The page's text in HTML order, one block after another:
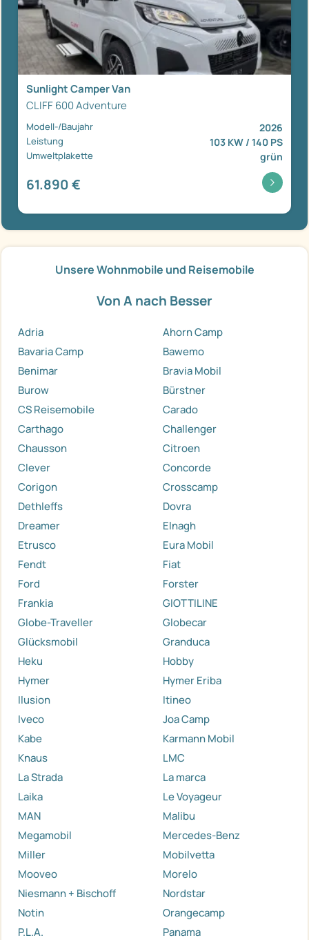
Sunlight Camper Van
CLIFF 600 Adventure
Modell-/Baujahr 2026
Leistung 103 KW / 140 PS
Umweltplakette grün
61.890 €
Unsere Wohnmobile und Reisemobile
Von A nach Besser
Adria
Ahorn Camp
Bavaria Camp
Bawemo
Benimar
Bravia Mobil
Burow
Bürstner
CS Reisemobile
Carado
Carthago
Challenger
Chausson
Citroen
Clever
Concorde
Corigon
Crosscamp
Dethleffs
Dovra
Dreamer
Elnagh
Etrusco
Eura Mobil
Fendt
Fiat
Ford
Forster
Frankia
GIOTTILINE
Globe-Traveller
Globecar
Glücksmobil
Granduca
Heku
Hobby
Hymer
Hymer Eriba
Ilusion
Itineo
Iveco
Joa Camp
Kabe
Karmann Mobil
Knaus
LMC
La Strada
La marca
Laika
Le Voyageur
MAN
Malibu
Megamobil
Mercedes-Benz
Miller
Mobilvetta
Mooveo
Morelo
Niesmann + Bischoff
Nordstar
Notin
Orangecamp
P.L.A.
Panama